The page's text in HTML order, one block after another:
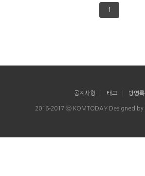
1
공지사항 태그 방명록
2016-2017 ⓒ KOMTODAY Designed by